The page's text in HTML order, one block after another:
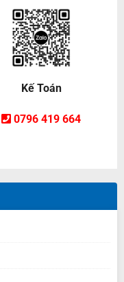
Kế Toán
0796 419 664